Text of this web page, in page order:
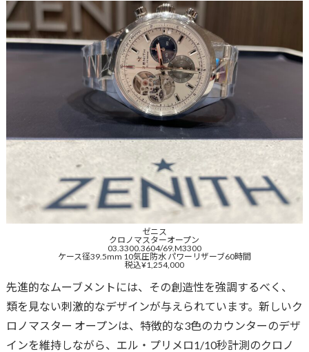
ゼニス
クロノマスターオープン
03.3300.3604/69.M3300
ケース径39.5mm 10気圧防水 パワーリザーブ60時間
税込¥1,254,000
先進的なムーブメントには、その創造性を強調するべく、
類を見ない刺激的なデザインが与えられています。新しいク
ロノマスター オープンは、特徴的な3色のカウンターのデザ
インを維持しながら、エル・プリメロ1/10秒計測のクロノ